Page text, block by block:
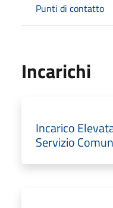
Punti di contatto
Incarichi
Incarico
Servizio